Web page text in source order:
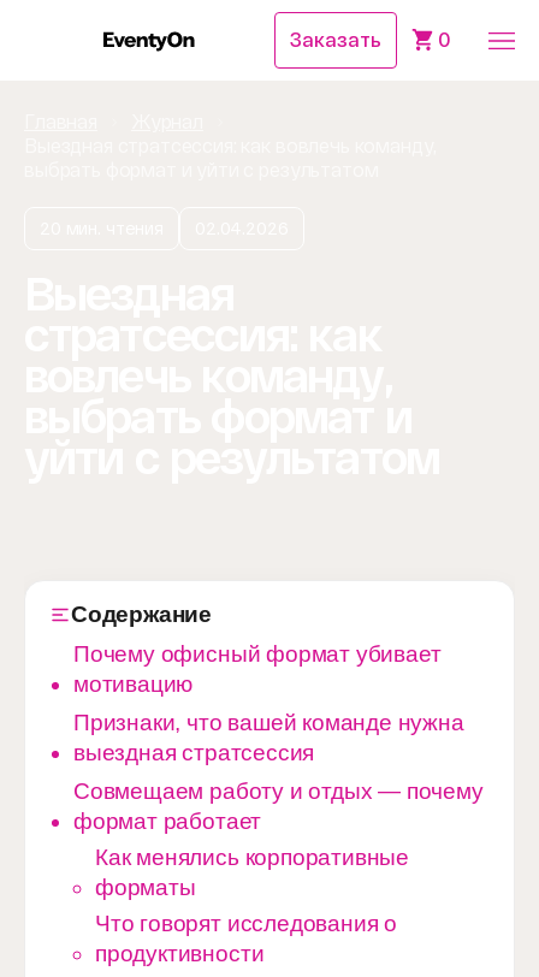
Заказать 0
Содержание
Почему офисный формат убивает
мотивацию
Признаки, что вашей команде нужна
выездная стратсессия
Совмещаем работу и отдых — почему
формат работает
Как менялись корпоративные
форматы
Что говорят исследования о
продуктивности